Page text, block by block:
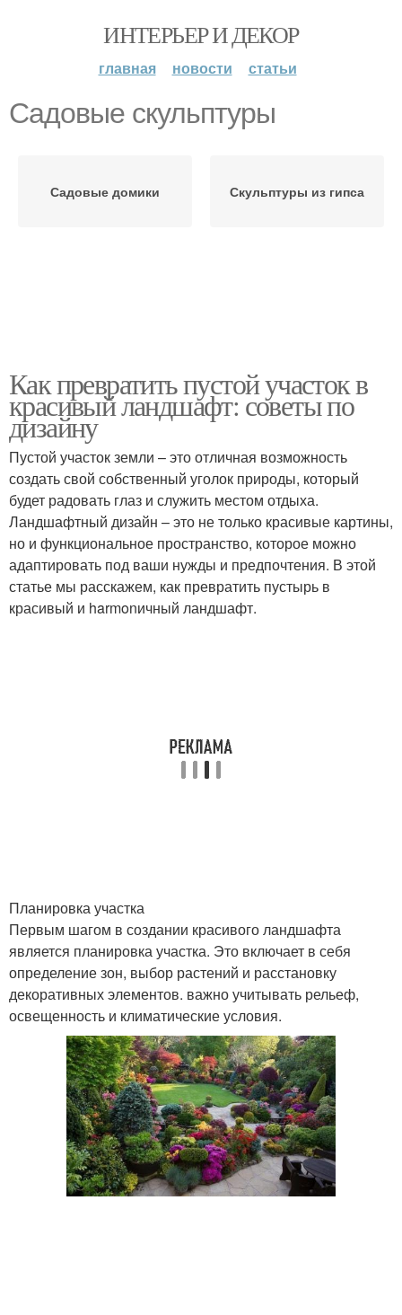
ИНТЕРЬЕР И ДЕКОР
главная новости статьи
Садовые скульптуры
Садовые домики Скульптуры из гипса
Как превратить пустой участок в
красивый ландшафт: советы по
дизайну
Пустой участок земли – это отличная возможность
создать свой собственный уголок природы, который
будет радовать глаз и служить местом отдыха.
Ландшафтный дизайн – это не только красивые картины,
но и функциональное пространство, которое можно
адаптировать под ваши нужды и предпочтения. В этой
статье мы расскажем, как превратить пустырь в
красивый и harmonичный ландшафт.
Планировка участка
Первым шагом в создании красивого ландшафта
является планировка участка. Это включает в себя
определение зон, выбор растений и расстановку
декоративных элементов. важно учитывать рельеф,
освещенность и климатические условия.